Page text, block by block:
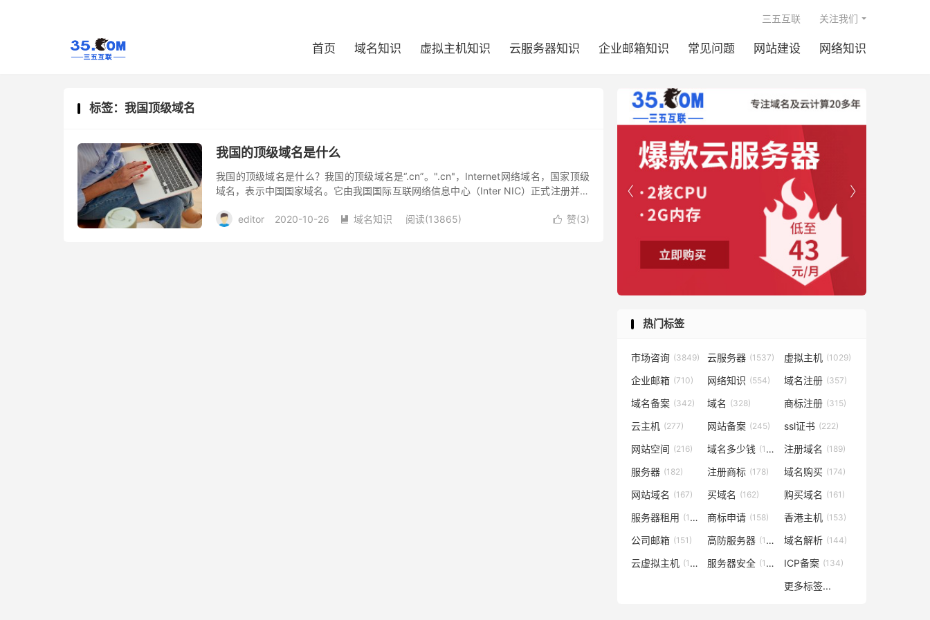
首页 域名知识 虚拟主机知识 云服务器知识 企业邮箱知识 常见问题 网站建设 网络知识
三五互联 关注我们
标签：我国顶级域名
我国的顶级域名是什么
我国的顶级域名是什么？我国的顶级域名是“.cn”。".cn"，Internet网络域名，国家顶级
域名，表示中国国家域名。它由我国国际互联网络信息中心（Inter NIC）正式注册并运
editor
2020-10-26  域名知识 阅读(13865)  赞(3)


热门标签
市场咨询 (3849) 云服务器 (1537) 虚拟主机 (1029)
企业邮箱 (710) 网络知识 (554) 域名注册 (357)
域名备案 (342) 域名 (328) 商标注册 (315)
云主机 (277) 网站备案 (245) ssl证书 (222)
网站空间 (216) 域名多少钱 (194) 注册域名 (189)
服务器 (182) 注册商标 (178) 域名购买 (174)
网站域名 (167) 买域名 (162) 购买域名 (161)
服务器租用 (160) 商标申请 (158) 香港主机 (153)
公司邮箱 (151) 高防服务器 (146) 域名解析 (144)
云虚拟主机 (140) 服务器安全 (137) ICP备案 (134)
更多标签...